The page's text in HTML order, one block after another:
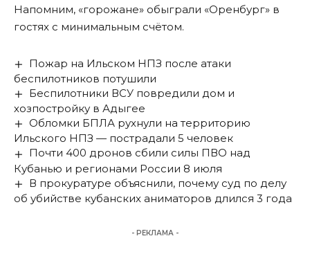
Напомним, «горожане» обыграли «Оренбург» в
гостях с минимальным счётом.
Пожар на Ильском НПЗ после атаки
беспилотников потушили
Беспилотники ВСУ повредили дом и
хозпостройку в Адыгее
Обломки БПЛА рухнули на территорию
Ильского НПЗ — пострадали 5 человек
Почти 400 дронов сбили силы ПВО над
Кубанью и регионами России 8 июля
В прокуратуре объяснили, почему суд по делу
об убийстве кубанских аниматоров длился 3 года
- РЕКЛАМА -